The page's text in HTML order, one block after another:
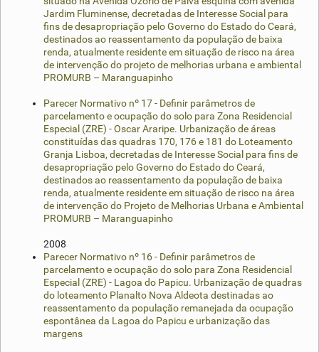
Jardim Fluminense, decretadas de Interesse Social para
fins de desapropriação pelo Governo do Estado do Ceará,
destinados ao reassentamento da população de baixa
renda, atualmente residente em situação de risco na área
de intervenção do projeto de melhorias urbana e ambiental
PROMURB – Maranguapinho
Parecer Normativo nº 17 - Definir parâmetros de
parcelamento e ocupação do solo para Zona Residencial
Especial (ZRE) - Oscar Araripe. Urbanização de áreas
constituídas das quadras 170, 176 e 181 do Loteamento
Granja Lisboa, decretadas de Interesse Social para fins de
desapropriação pelo Governo do Estado do Ceará,
destinados ao reassentamento da população de baixa
renda, atualmente residente em situação de risco na área
de intervenção do Projeto de Melhorias Urbana e Ambiental
PROMURB – Maranguapinho
2008
Parecer Normativo nº 16 - Definir parâmetros de
parcelamento e ocupação do solo para Zona Residencial
Especial (ZRE) - Lagoa do Papicu. Urbanização de quadras
do loteamento Planalto Nova Aldeota destinadas ao
reassentamento da população remanejada da ocupação
espontânea da Lagoa do Papicu e urbanização das
margens